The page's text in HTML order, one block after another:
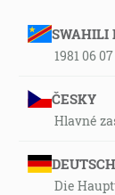
SWAHILI
1981 06
ČESKY
Hlavné
DEUTSCH
Die